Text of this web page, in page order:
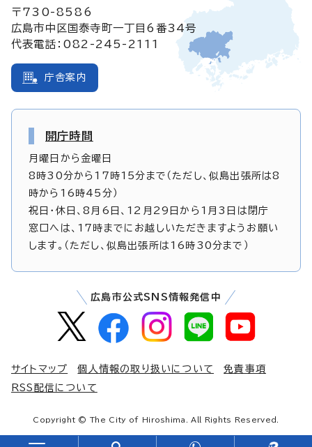
〒730-8586
広島市中区国泰寺町一丁目6番34号
代表電話：082-245-2111
庁舎案内
開庁時間
月曜日から金曜日
8時30分から17時15分まで（ただし、似島出張所は8
時から16時45分）
祝日・休日、8月6日、12月29日から1月3日は閉庁
窓口へは、17時までにお越しいただきますようお願い
します。（ただし、似島出張所は16時30分まで）
広島市公式SNS情報発信中
サイトマップ 個人情報の取り扱いについて
免責事項
RSS配信について
Copyright © The City of Hiroshima. All Rights Reserved.